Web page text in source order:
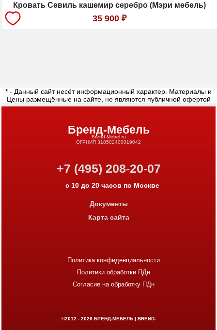
Кровать Севиль кашемир серебро (Мэри мебель)
35 900 ₽
* - Данный сайт несёт информационный характер. Материалы и
Цены размещённые на сайте, не являются публичной офертой
Бренд-Мебель
Brend-Mebel.ru
ОГРНИП 318502400019042
Политика конфиденциальности
Политики обработки ПДн
Согласие на обработку ПДн
©2012 - 2026БРЕНД-МЕБЕЛЬ | BREND-
+7 (495) 208-20-07
с 10 до 20 часов по Москве
Документы
Карта сайта